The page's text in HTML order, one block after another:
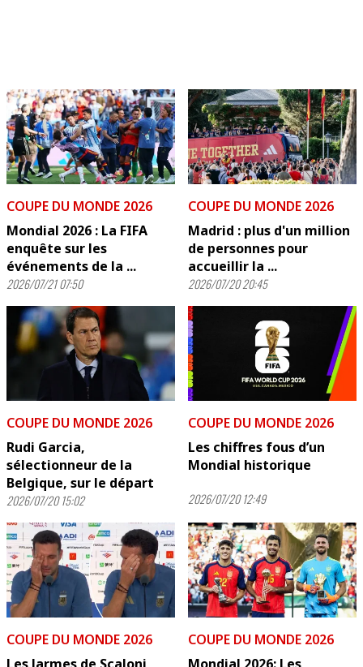
COUPE DU MONDE 2026
Mondial 2026 : La FIFA
enquête sur les
événements de la ...
2026/07/21 07:50
COUPE DU MONDE 2026
Madrid : plus d'un million
de personnes pour
accueillir la ...
2026/07/20 20:45
COUPE DU MONDE 2026
Rudi Garcia,
sélectionneur de la
Belgique, sur le départ
2026/07/20 15:02
COUPE DU MONDE 2026
Les chiffres fous d’un
Mondial historique
2026/07/20 12:49
COUPE DU MONDE 2026
COUPE DU MONDE 2026